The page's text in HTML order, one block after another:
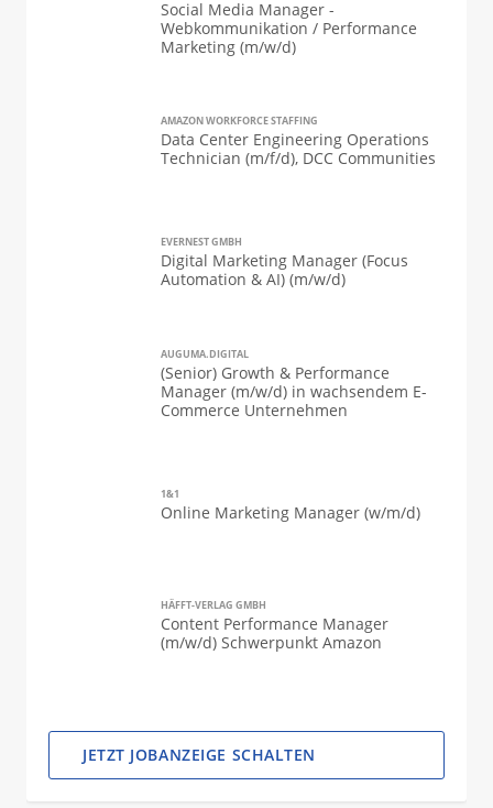
Social Media Manager -
Webkommunikation / Performance
Marketing (m/w/d)
AMAZON WORKFORCE STAFFING
Data Center Engineering Operations
Technician (m/f/d), DCC Communities
EVERNEST GMBH
Digital Marketing Manager (Focus
Automation & AI) (m/w/d)
AUGUMA.DIGITAL
(Senior) Growth & Performance
Manager (m/w/d) in wachsendem E-
Commerce Unternehmen
1&1
Online Marketing Manager (w/m/d)
HÄFFT-VERLAG GMBH
Content Performance Manager
(m/w/d) Schwerpunkt Amazon
JETZT JOBANZEIGE SCHALTEN